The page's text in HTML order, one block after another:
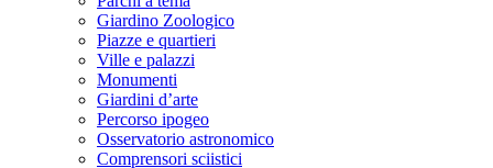
Giardino Zoologico
Piazze e quartieri
Ville e palazzi
Monumenti
Giardini d’arte
Percorso ipogeo
Osservatorio astronomico
Comprensori sciistici